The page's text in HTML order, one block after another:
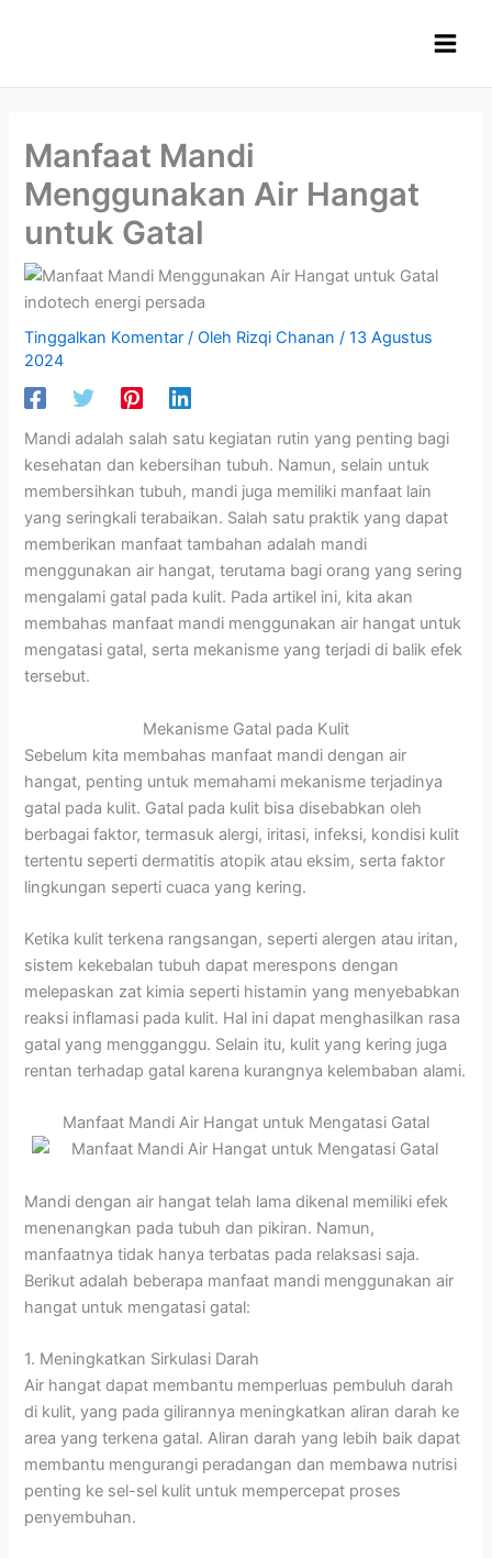
Manfaat Mandi
Menggunakan Air Hangat
untuk Gatal
Tinggalkan Komentar / Oleh Rizqi Chanan/13 Agustus
2024
Mandi adalah salah satu kegiatan rutin yang penting bagi
kesehatan dan kebersihan tubuh. Namun, selain untuk
membersihkan tubuh, mandi juga memiliki manfaat lain
yang seringkali terabaikan. Salah satu praktik yang dapat
memberikan manfaat tambahan adalah mandi
menggunakan air hangat, terutama bagi orang yang sering
mengalami gatal pada kulit. Pada artikel ini, kita akan
membahas manfaat mandi menggunakan air hangat untuk
mengatasi gatal, serta mekanisme yang terjadi di balik efek
tersebut.
Mekanisme Gatal pada Kulit
Sebelum kita membahas manfaat mandi dengan air
hangat, penting untuk memahami mekanisme terjadinya
gatal pada kulit. Gatal pada kulit bisa disebabkan oleh
berbagai faktor, termasuk alergi, iritasi, infeksi, kondisi kulit
tertentu seperti dermatitis atopik atau eksim, serta faktor
lingkungan seperti cuaca yang kering.
Ketika kulit terkena rangsangan, seperti alergen atau iritan,
sistem kekebalan tubuh dapat merespons dengan
melepaskan zat kimia seperti histamin yang menyebabkan
reaksi inflamasi pada kulit. Hal ini dapat menghasilkan rasa
gatal yang mengganggu. Selain itu, kulit yang kering juga
rentan terhadap gatal karena kurangnya kelembaban alami.
Manfaat Mandi Air Hangat untuk Mengatasi Gatal
Mandi dengan air hangat telah lama dikenal memiliki efek
menenangkan pada tubuh dan pikiran. Namun,
manfaatnya tidak hanya terbatas pada relaksasi saja.
Berikut adalah beberapa manfaat mandi menggunakan air
hangat untuk mengatasi gatal:
1. Meningkatkan Sirkulasi Darah
Air hangat dapat membantu memperluas pembuluh darah
di kulit, yang pada gilirannya meningkatkan aliran darah ke
area yang terkena gatal. Aliran darah yang lebih baik dapat
membantu mengurangi peradangan dan membawa nutrisi
penting ke sel-sel kulit untuk mempercepat proses
penyembuhan.